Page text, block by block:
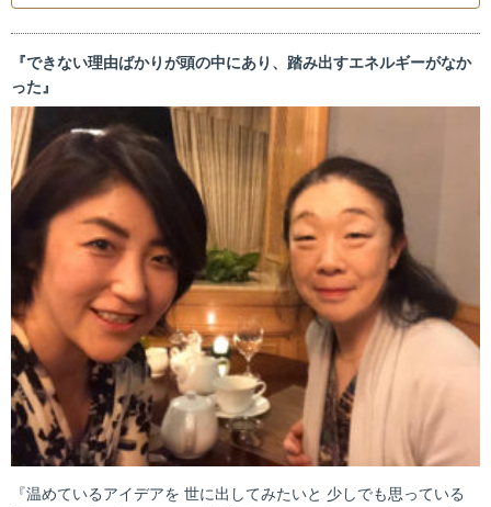
『できない理由ばかりが頭の中にあり、踏み出すエネルギーがなか
った』
『温めているアイデアを 世に出してみたいと 少しでも思っている